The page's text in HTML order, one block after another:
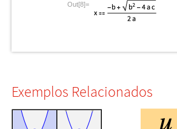
Out[8]=
Exemplos Relacionados